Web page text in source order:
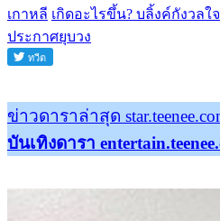
เกาหลี เกิดอะไรขึ้น? บลิ้งค์กังวลใ
ประกาศยุบวง
ข่าวดาราล่าสุด
บันเทิงดารา